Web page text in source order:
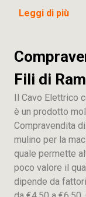
Leggi di più
Fili di
Il Cavo Elettrico
è un prodotto
Compravendita
mulino per la
quale permette
poco valore il
dipende da